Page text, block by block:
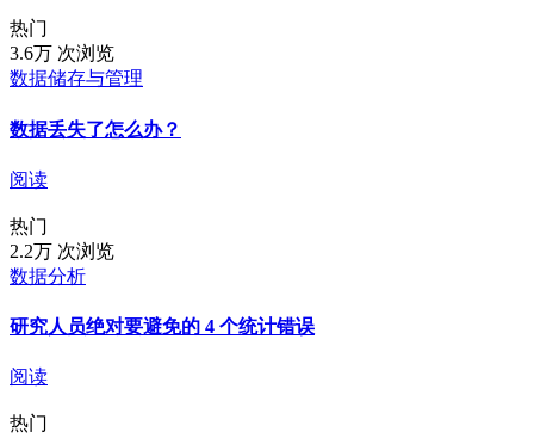
热门
3.6万 次浏览
数据储存与管理
数据丢失了怎么办？
阅读
热门
2.2万 次浏览
数据分析
研究人员绝对要避免的 4 个统计错误
阅读
热门